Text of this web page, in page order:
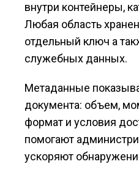
внутри контейнеры,
Любая область
отдельный ключ а
служебных данных.
Метаданные
документа: объем,
формат и условия
помогают
ускоряют